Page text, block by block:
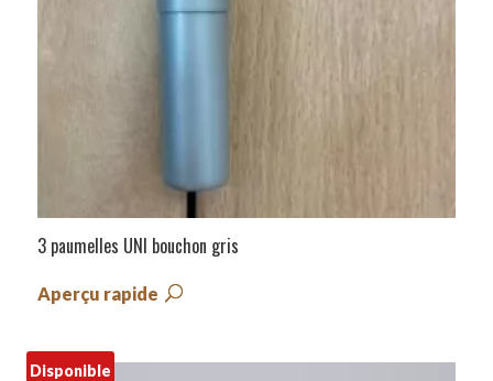
3 paumelles UNI bouchon gris
Aperçu rapide
Disponible